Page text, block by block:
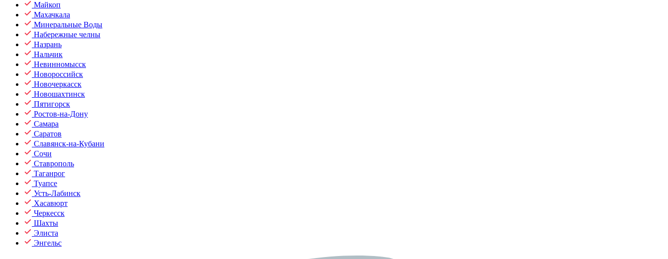
Майкоп
Махачкала
Минеральные Воды
Набережные челны
Назрань
Нальчик
Невинномысск
Новороссийск
Новочеркасск
Новошахтинск
Пятигорск
Ростов-на-Дону
Самара
Саратов
Славянск-на-Кубани
Сочи
Ставрополь
Таганрог
Туапсе
Усть-Лабинск
Хасавюрт
Черкесск
Шахты
Элиста
Энгельс